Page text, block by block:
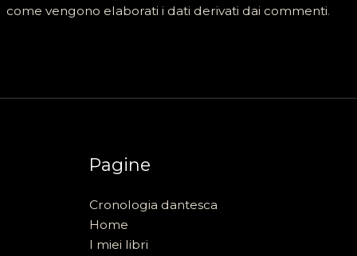
come vengono elaborati i dati derivati dai commenti.
Pagine
Cronologia dantesca
Home
I miei libri